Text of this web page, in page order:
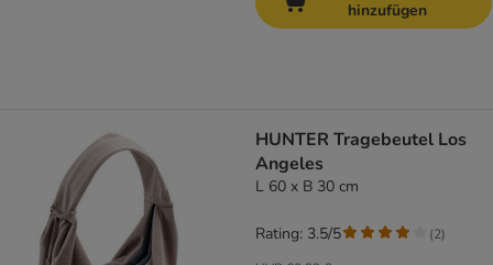
hinzufügen
HUNTER Tragebeutel Los
Angeles
L 60 x B 30 cm
Rating: 3.5/5 (2)